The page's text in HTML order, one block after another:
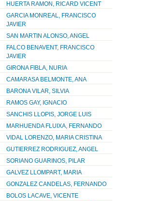
HUERTA RAMON, RICARD VICENT
GARCIA MONREAL, FRANCISCO
JAVIER
SAN MARTIN ALONSO, ANGEL
FALCO BENAVENT, FRANCISCO
JAVIER
GIRONA FIBLA, NURIA
CAMARASA BELMONTE, ANA
BARONA VILAR, SILVIA
RAMOS GAY, IGNACIO
SANCHIS LLOPIS, JORGE LUIS
MARHUENDA FLUIXA, FERNANDO
VIDAL LORENZO, MARIA CRISTINA
GUTIERREZ RODRIGUEZ, ANGEL
SORIANO GUARINOS, PILAR
GALVEZ LLOMPART, MARIA
GONZALEZ CANDELAS, FERNANDO
BOLOS LACAVE, VICENTE